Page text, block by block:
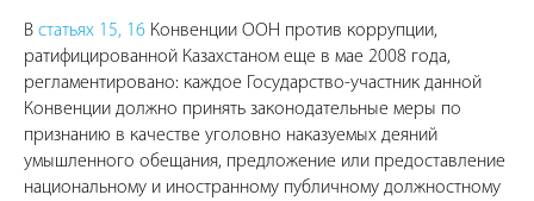
В статьях 15, 16 Конвенции ООН против коррупции,
ратифицированной Казахстаном еще в мае 2008 года,
регламентировано: каждое Государство-участник данной
Конвенции должно принять законодательные меры по
признанию в качестве уголовно наказуемых деяний
умышленного обещания, предложение или предоставление
национальному и иностранному публичному должностному